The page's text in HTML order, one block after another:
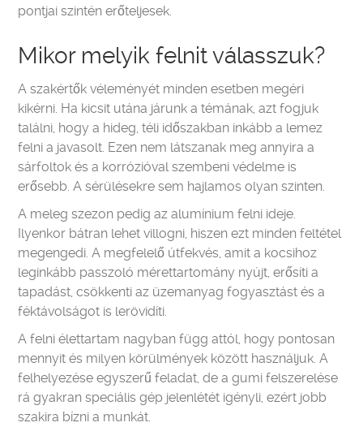
pontjai szintén erőteljesek.
Mikor melyik felnit válasszuk?
A szakértők véleményét minden esetben megéri
kikérni. Ha kicsit utána járunk a témának, azt fogjuk
találni, hogy a hideg, téli időszakban inkább a lemez
felni a javasolt. Ezen nem látszanak meg annyira a
sárfoltok és a korrózióval szembeni védelme is
erősebb. A sérülésekre sem hajlamos olyan szinten.
A meleg szezon pedig az alumínium felni ideje.
Ilyenkor bátran lehet villogni, hiszen ezt minden feltétel
megengedi. A megfelelő útfekvés, amit a kocsihoz
leginkább passzoló mérettartomány nyújt, erősíti a
tapadást, csökkenti az üzemanyag fogyasztást és a
féktávolságot is lerövidíti.
A felni élettartam nagyban függ attól, hogy pontosan
mennyit és milyen körülmények között használjuk. A
felhelyezése egyszerű feladat, de a gumi felszerelése
rá gyakran speciális gép jelenlétét igényli, ezért jobb
szakira bízni a munkát.